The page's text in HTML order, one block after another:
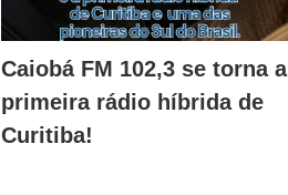
Caiobá FM 102,3 se torna a
primeira rádio híbrida de
Curitiba!